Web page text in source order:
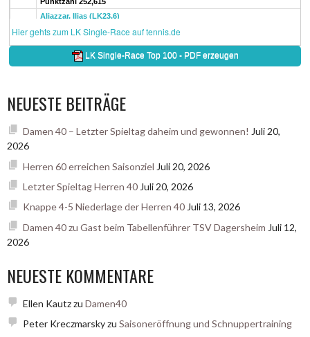
NEUESTE BEITRÄGE
Damen 40 – Letzter Spieltag daheim und gewonnen! Juli 20,
2026
Herren 60 erreichen Saisonziel Juli 20, 2026
Letzter Spieltag Herren 40 Juli 20, 2026
Knappe 4-5 Niederlage der Herren 40Juli 13, 2026
Damen 40 zu Gast beim Tabellenführer TSV Dagersheim Juli 12,
2026
NEUESTE KOMMENTARE
Ellen Kautzzu Damen40
Peter Kreczmarskyzu Saisoneröffnung und Schnuppertraining